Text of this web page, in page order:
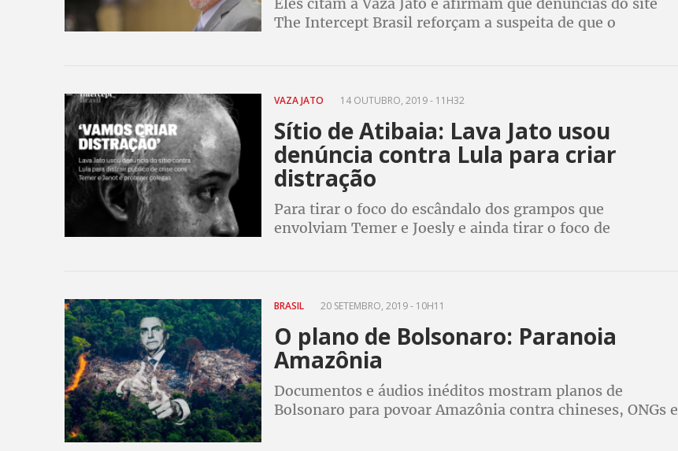
The Intercept Brasil reforçam a suspeita de que o
VAZA JATO 14 OUTUBRO, 2019 - 11H32
Sítio de Atibaia: Lava Jato usou
denúncia contra Lula para criar
distração
Para tirar o foco do escândalo dos grampos que
envolviam Temer e Joesly e ainda tirar o foco de
BRASIL 20 SETEMBRO, 2019 - 10H11
O plano de Bolsonaro: Paranoia
Amazônia
Documentos e áudios inéditos mostram planos de
Bolsonaro para povoar Amazônia contra chineses, ONGs e